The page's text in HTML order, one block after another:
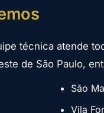
técnica atende
de São Paulo,
São
Vila